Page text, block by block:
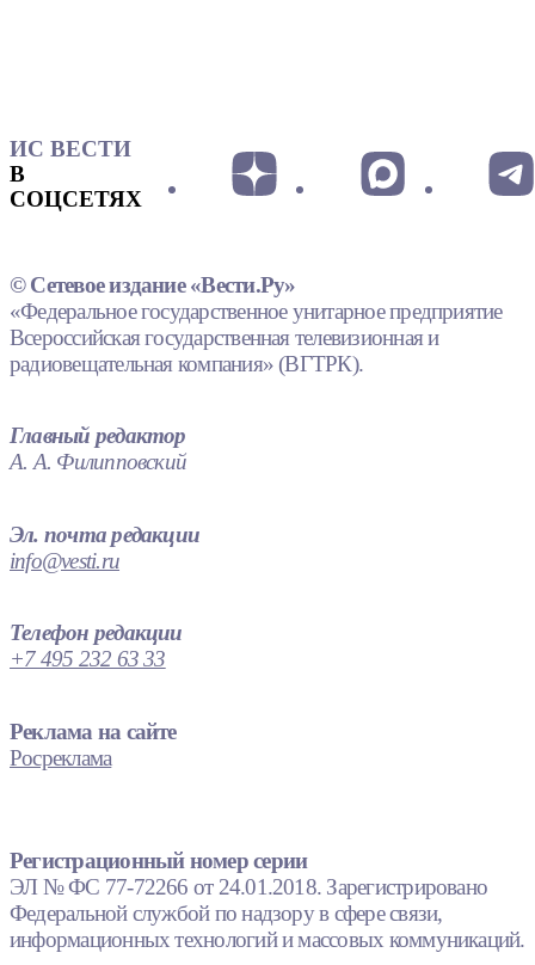
ИС ВЕСТИ
В
СОЦСЕТЯХ
© Сетевое издание «Вести.Ру»
«Федеральное государственное унитарное предприятие
Всероссийская государственная телевизионная и
радиовещательная компания» (ВГТРК).
Главный редактор
А. А. Филипповский
Эл. почта редакции
info@vesti.ru
Телефон редакции
+7 495 232 63 33
Реклама на сайте
Росреклама
Регистрационный номер серии
ЭЛ № ФС 77-72266 от 24.01.2018. Зарегистрировано
Федеральной службой по надзору в сфере связи,
информационных технологий и массовых коммуникаций.